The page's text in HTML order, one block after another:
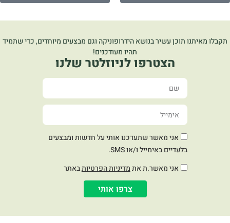
מאיתנו תוכן עשיר בנושא הידרופוניקה וגם מבצעים מיוחדים, כדי שתמיד
תהיו מעודכנים!
הצטרפו לניוזלטר שלנו
אני מאשר שתעדכנו אותי על חדשות ומבצעים
בלעדיים באימייל ו/או SMS.
אני מאשר.ת אתמדיניות הפרטיותבאתר
צרפו אותי